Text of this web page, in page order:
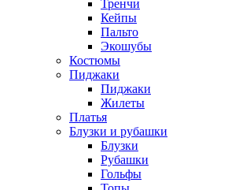
Тренчи
Кейпы
Пальто
Экошубы
Костюмы
Пиджаки
Пиджаки
Жилеты
Платья
Блузки и рубашки
Блузки
Рубашки
Гольфы